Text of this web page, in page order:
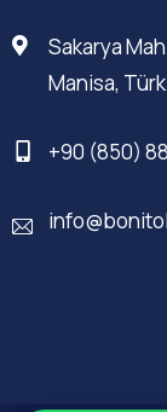
Sakarya
Manisa,
+90 (850)